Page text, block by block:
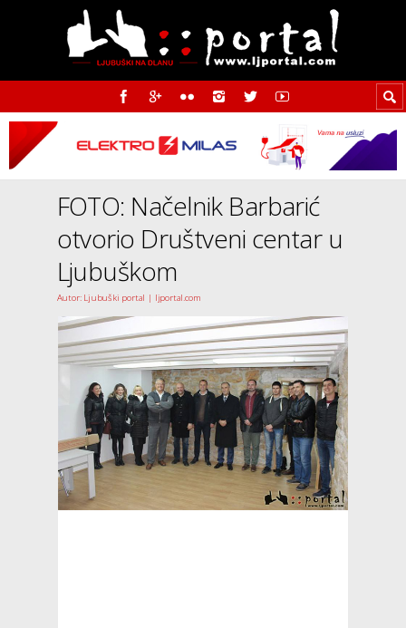
FOTO: Načelnik Barbarić
otvorio Društveni centar u
Ljubuškom
Autor: Ljubuški portal | ljportal.com